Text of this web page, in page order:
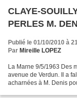
CLAYE-
PERLES M.
Publié le 01/10/2010 à
Par Mireille LOPEZ
La Marne 9/5/1963 Des
avenue de Verdun. Il a
acharnées à M. Denis